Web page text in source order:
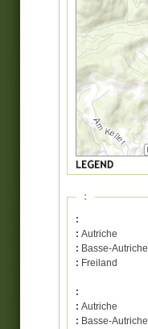
:
:
: Autriche
: Basse-Autriche
: Freiland
:
: Autriche
: Basse-Autriche